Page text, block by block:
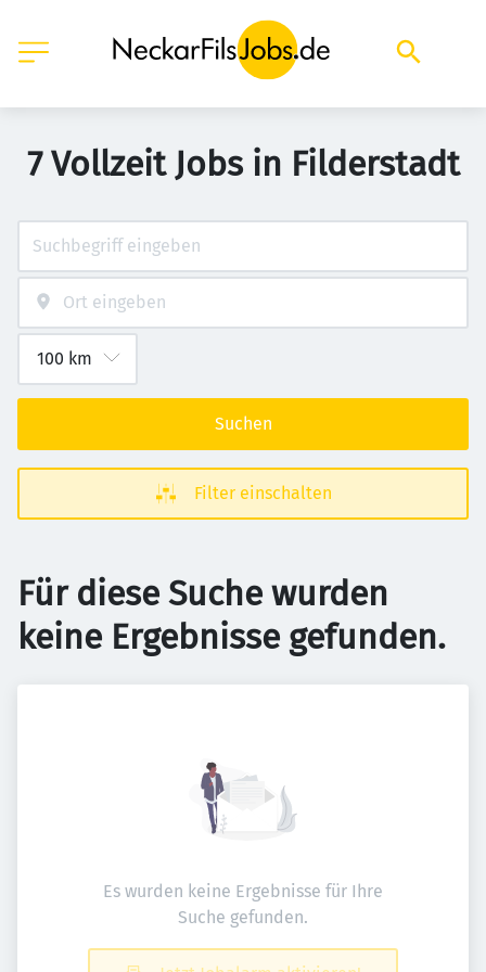
7 Vollzeit Jobs in Filderstadt
Suchen
Filter einschalten
Für diese Suche wurden
keine Ergebnisse gefunden.
Es wurden keine Ergebnisse für Ihre
Suche gefunden.